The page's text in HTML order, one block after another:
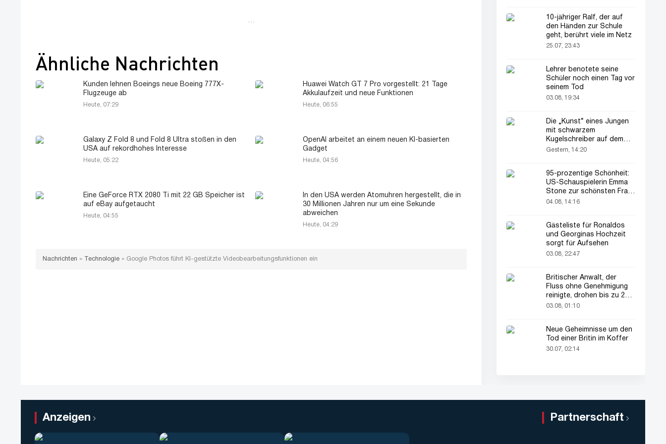
…
Ähnliche Nachrichten
Kunden lehnen Boeings neue Boeing 777X-
Flugzeuge ab
Heute, 07:29
Huawei Watch GT 7 Pro vorgestellt: 21 Tage
Akkulaufzeit und neue Funktionen
Heute, 06:55
Galaxy Z Fold 8 und Fold 8 Ultra stoßen in den
USA auf rekordhohes Interesse
Heute, 05:22
OpenAI arbeitet an einem neuen KI-basierten
Gadget
Heute, 04:56
Eine GeForce RTX 2080 Ti mit 22 GB Speicher ist
auf eBay aufgetaucht
Heute, 04:55
In den USA werden Atomuhren hergestellt, die in
30 Millionen Jahren nur um eine Sekunde
abweichen
Heute, 04:29
Nachrichten » Technologie » Google Photos führt KI-gestützte Videobearbeitungsfunktionen ein
10-jähriger Ralf, der auf
den Händen zur Schule
geht, berührt viele im Netz
25.07, 23:43
Lehrer benotete seine
Schüler noch einen Tag vor
seinem Tod
03.08, 19:34
Die „Kunst“ eines Jungen
mit schwarzem
Kugelschreiber auf dem
Pass seines Vaters zieht
Gestern, 14:20
95-prozentige Schönheit:
US-Schauspielerin Emma
Stone zur schönsten Frau
der Welt gekürt
04.08, 14:16
Gästeliste für Ronaldos
und Georginas Hochzeit
sorgt für Aufsehen
03.08, 22:47
Britischer Anwalt, der
Fluss ohne Genehmigung
reinigte, drohen bis zu 2
Jahre Haft
03.08, 01:10
Neue Geheimnisse um den
Tod einer Britin im Koffer
30.07, 02:14
Anzeigen Partnerschaft